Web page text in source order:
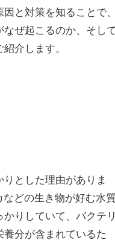
因と対策を知ることで
なぜ起こるのか、そし
介します。
とした理由がありま
どの生き物が好む水
かりしていて、バクテ
分が含まれているた